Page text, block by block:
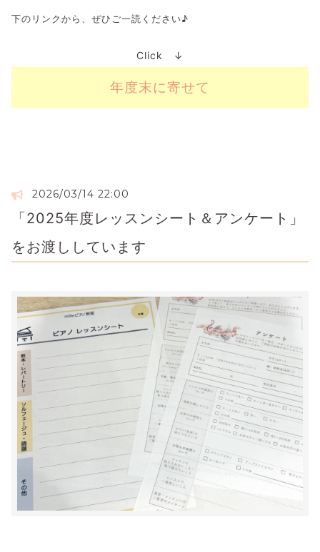
下のリンクから、ぜひご一読ください♪
Click ↓
年度末に寄せて
2026/03/14 22:00
「2025年度レッスンシート＆アンケート」
をお渡ししています